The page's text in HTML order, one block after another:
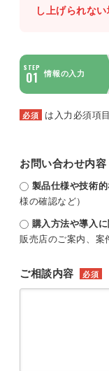
し上げられない
STEP
01 情報の入力
必須 は入力必須項
お問い合わせ内容
製品仕様や技術
様の確認など）
購入方法や導入
販売店のご案内、案
ご相談内容 必須